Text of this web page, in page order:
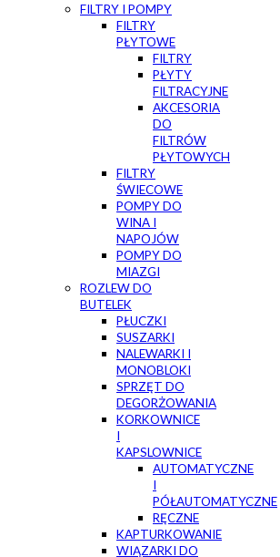
FILTRY I POMPY
FILTRY
PŁYTOWE
FILTRY
PŁYTY
FILTRACYJNE
AKCESORIA
DO
FILTRÓW
PŁYTOWYCH
FILTRY
ŚWIECOWE
POMPY DO
WINA I
NAPOJÓW
POMPY DO
MIAZGI
ROZLEW DO
BUTELEK
PŁUCZKI
SUSZARKI
NALEWARKI I
MONOBLOKI
SPRZĘT DO
DEGORŻOWANIA
KORKOWNICE
I
KAPSLOWNICE
AUTOMATYCZNE
I
PÓŁAUTOMATYCZNE
RĘCZNE
KAPTURKOWANIE
WIĄZARKI DO